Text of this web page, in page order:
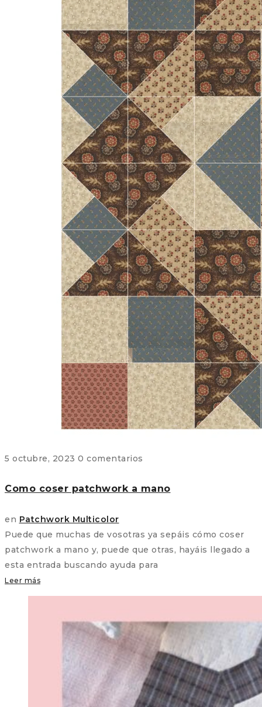
5 octubre, 2023 0 comentarios
Como coser patchwork a mano
en Patchwork Multicolor
Puede que muchas de vosotras ya sepáis cómo coser
patchwork a mano y, puede que otras, hayáis llegado a
esta entrada buscando ayuda para
Leer más